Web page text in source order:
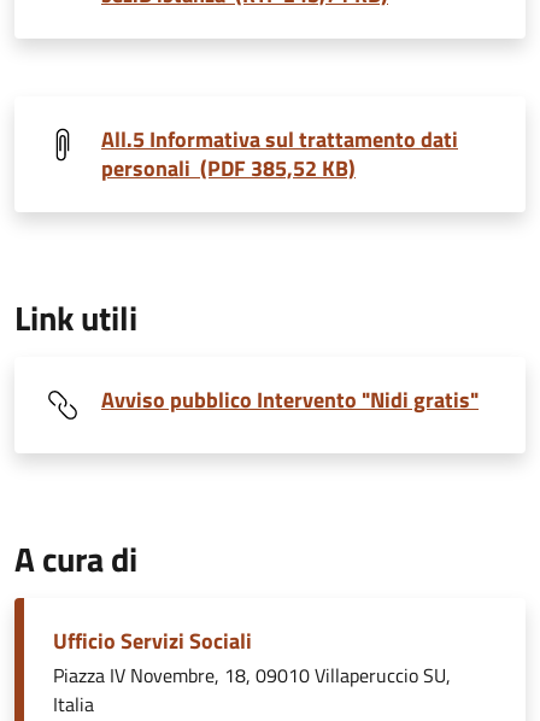
All.5 Informativa sul trattamento dati
personali (PDF 385,52 KB)
Link utili
Avviso pubblico Intervento "Nidi gratis"
A cura di
Ufficio Servizi Sociali
Piazza IV Novembre, 18, 09010 Villaperuccio SU,
Italia